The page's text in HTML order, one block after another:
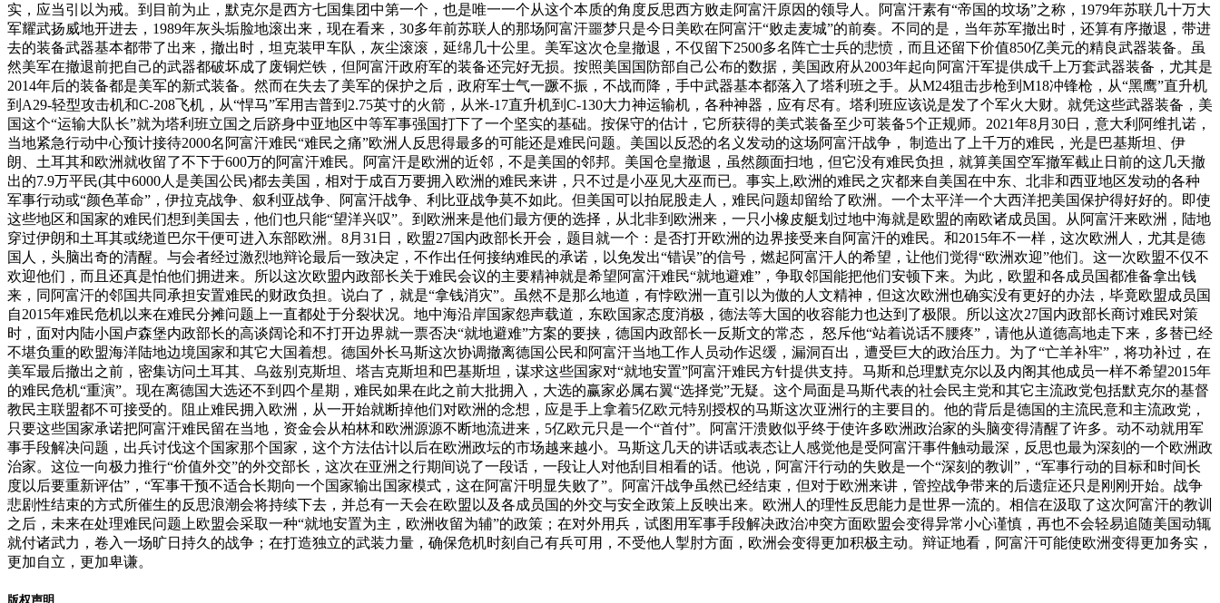
实，应当引以为戒。到目前为止，默克尔是西方七国集团中第一个，也是唯一一个从这个本质的角度反思西方败走阿富汗原因的领导人。阿富汗素有“帝国的坟场”之称，1979年苏联几十万大
军耀武扬威地开进去，1989年灰头垢脸地滚出来，现在看来，30多年前苏联人的那场阿富汗噩梦只是今日美欧在阿富汗“败走麦城”的前奏。不同的是，当年苏军撤出时，还算有序撤退，带进
去的装备武器基本都带了出来，撤出时，坦克装甲车队，灰尘滚滚，延绵几十公里。美军这次仓皇撤退，不仅留下2500多名阵亡士兵的悲愤，而且还留下价值850亿美元的精良武器装备。虽
然美军在撤退前把自己的武器都破坏成了废铜烂铁，但阿富汗政府军的装备还完好无损。按照美国国防部自己公布的数据，美国政府从2003年起向阿富汗军提供成千上万套武器装备，尤其是
2014年后的装备都是美军的新式装备。然而在失去了美军的保护之后，政府军士气一蹶不振，不战而降，手中武器基本都落入了塔利班之手。从M24狙击步枪到M18冲锋枪，从“黑鹰”直升机
到A29-轻型攻击机和C-208飞机，从“悍马”军用吉普到2.75英寸的火箭，从米-17直升机到C-130大力神运输机，各种神器，应有尽有。塔利班应该说是发了个军火大财。就凭这些武器装备，美
国这个“运输大队长”就为塔利班立国之后跻身中亚地区中等军事强国打下了一个坚实的基础。按保守的估计，它所获得的美式装备至少可装备5个正规师。2021年8月30日，意大利阿维扎诺，
当地紧急行动中心预计接待2000名阿富汗难民“难民之痛”欧洲人反思得最多的可能还是难民问题。美国以反恐的名义发动的这场阿富汗战争， 制造出了上千万的难民，光是巴基斯坦、伊
朗、土耳其和欧洲就收留了不下于600万的阿富汗难民。阿富汗是欧洲的近邻，不是美国的邻邦。美国仓皇撤退，虽然颜面扫地，但它没有难民负担，就算美国空军撤军截止日前的这几天撤
出的7.9万平民(其中6000人是美国公民)都去美国，相对于成百万要拥入欧洲的难民来讲，只不过是小巫见大巫而已。事实上,欧洲的难民之灾都来自美国在中东、北非和西亚地区发动的各种
军事行动或“颜色革命”，伊拉克战争、叙利亚战争、阿富汗战争、利比亚战争莫不如此。但美国可以拍屁股走人，难民问题却留给了欧洲。一个太平洋一个大西洋把美国保护得好好的。即使
这些地区和国家的难民们想到美国去，他们也只能“望洋兴叹”。到欧洲来是他们最方便的选择，从北非到欧洲来，一只小橡皮艇划过地中海就是欧盟的南欧诸成员国。从阿富汗来欧洲，陆地
穿过伊朗和土耳其或绕道巴尔干便可进入东部欧洲。8月31日，欧盟27国内政部长开会，题目就一个：是否打开欧洲的边界接受来自阿富汗的难民。和2015年不一样，这次欧洲人，尤其是德
国人，头脑出奇的清醒。与会者经过激烈地辩论最后一致决定，不作出任何接纳难民的承诺，以免发出“错误”的信号，燃起阿富汗人的希望，让他们觉得“欧洲欢迎”他们。这一次欧盟不仅不
欢迎他们，而且还真是怕他们拥进来。所以这次欧盟内政部长关于难民会议的主要精神就是希望阿富汗难民“就地避难”，争取邻国能把他们安顿下来。为此，欧盟和各成员国都准备拿出钱
来，同阿富汗的邻国共同承担安置难民的财政负担。说白了，就是“拿钱消灾”。虽然不是那么地道，有悖欧洲一直引以为傲的人文精神，但这次欧洲也确实没有更好的办法，毕竟欧盟成员国
自2015年难民危机以来在难民分摊问题上一直都处于分裂状况。地中海沿岸国家怨声载道，东欧国家态度消极，德法等大国的收容能力也达到了极限。所以这次27国内政部长商讨难民对策
时，面对内陆小国卢森堡内政部长的高谈阔论和不打开边界就一票否决“就地避难”方案的要挟，德国内政部长一反斯文的常态， 怒斥他“站着说话不腰疼”，请他从道德高地走下来，多替已经
不堪负重的欧盟海洋陆地边境国家和其它大国着想。德国外长马斯这次协调撤离德国公民和阿富汗当地工作人员动作迟缓，漏洞百出，遭受巨大的政治压力。为了“亡羊补牢”，将功补过，在
美军最后撤出之前，密集访问土耳其、乌兹别克斯坦、塔吉克斯坦和巴基斯坦，谋求这些国家对“就地安置”阿富汗难民方针提供支持。马斯和总理默克尔以及内阁其他成员一样不希望2015年
的难民危机“重演”。现在离德国大选还不到四个星期，难民如果在此之前大批拥入，大选的赢家必属右翼“选择党”无疑。这个局面是马斯代表的社会民主党和其它主流政党包括默克尔的基督
教民主联盟都不可接受的。阻止难民拥入欧洲，从一开始就断掉他们对欧洲的念想，应是手上拿着5亿欧元特别授权的马斯这次亚洲行的主要目的。他的背后是德国的主流民意和主流政党，
只要这些国家承诺把阿富汗难民留在当地，资金会从柏林和欧洲源源不断地流进来，5亿欧元只是一个“首付”。阿富汗溃败似乎终于使许多欧洲政治家的头脑变得清醒了许多。动不动就用军
事手段解决问题，出兵讨伐这个国家那个国家，这个方法估计以后在欧洲政坛的市场越来越小。马斯这几天的讲话或表态让人感觉他是受阿富汗事件触动最深，反思也最为深刻的一个欧洲政
治家。这位一向极力推行“价值外交”的外交部长，这次在亚洲之行期间说了一段话，一段让人对他刮目相看的话。他说，阿富汗行动的失败是一个“深刻的教训”，“军事行动的目标和时间长
度以后要重新评估”，“军事干预不适合长期向一个国家输出国家模式，这在阿富汗明显失败了”。阿富汗战争虽然已经结束，但对于欧洲来讲，管控战争带来的后遗症还只是刚刚开始。战争
悲剧性结束的方式所催生的反思浪潮会将持续下去，并总有一天会在欧盟以及各成员国的外交与安全政策上反映出来。欧洲人的理性反思能力是世界一流的。相信在汲取了这次阿富汗的教训
之后，未来在处理难民问题上欧盟会采取一种“就地安置为主，欧洲收留为辅”的政策；在对外用兵，试图用军事手段解决政治冲突方面欧盟会变得异常小心谨慎，再也不会轻易追随美国动辄
就付诸武力，卷入一场旷日持久的战争；在打造独立的武装力量，确保危机时刻自己有兵可用，不受他人掣肘方面，欧洲会变得更加积极主动。辩证地看，阿富汗可能使欧洲变得更加务实，
更加自立，更加卑谦。
版权声明